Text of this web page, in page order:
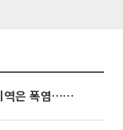
동해안은 시간당 80㎜ 폭우, 그 외 지역은 폭염…‘극과 극 날씨’